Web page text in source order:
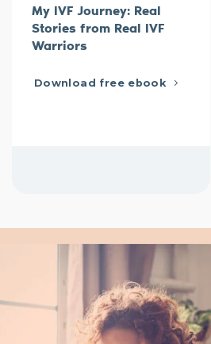
My IVF Journey: Real
Stories from Real IVF
Warriors
Download free ebook